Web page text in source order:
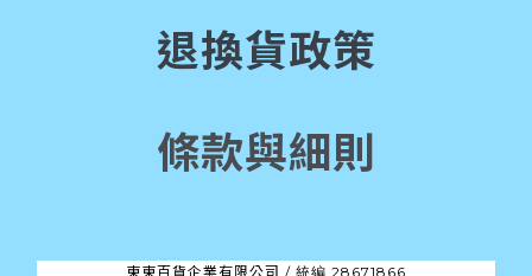
退換貨政策
條款與細則
東東百貨企業有限公司 / 統編 28671866